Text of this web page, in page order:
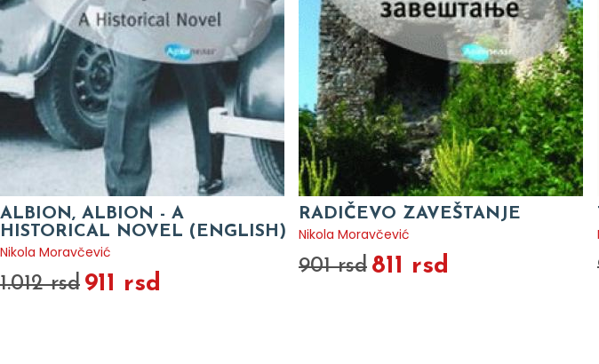
ALBION, ALBION - A
HISTORICAL NOVEL (ENGLISH)
Nikola Moravčević
1.012 rsd 911 rsd
RADIČEVO ZAVEŠTANJE
Nikola Moravčević
901 rsd 811 rsd